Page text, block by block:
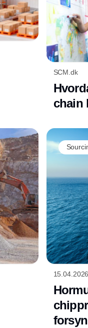
SCM.dk
chain
15.04.2026